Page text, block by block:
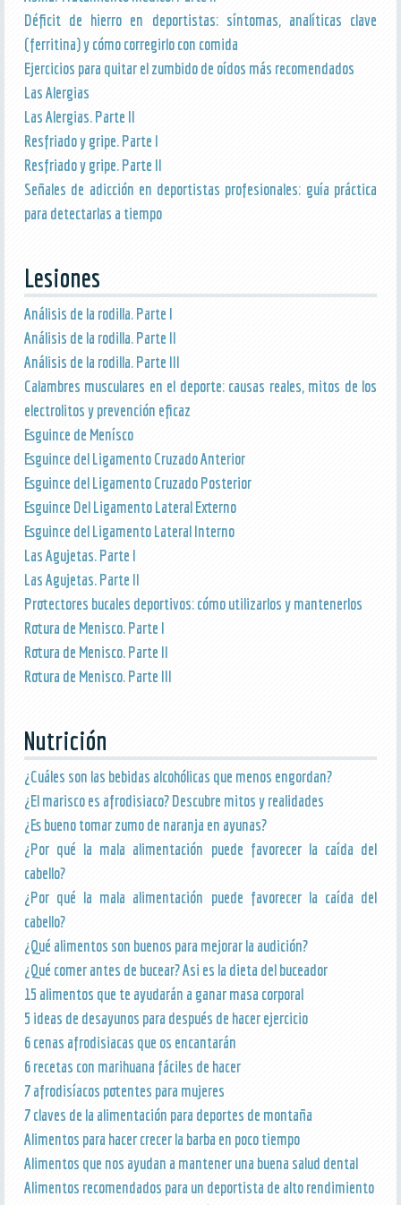
Déficit de hierro en deportistas: síntomas, analíticas clave
(ferritina) y cómo corregirlo con comida
Ejercicios para quitar el zumbido de oídos más recomendados
Las Alergias
Las Alergias. Parte II
Resfriado y gripe. Parte I
Resfriado y gripe. Parte II
Señales de adicción en deportistas profesionales: guía práctica
para detectarlas a tiempo
Lesiones
Análisis de la rodilla. Parte I
Análisis de la rodilla. Parte II
Análisis de la rodilla. Parte III
Calambres musculares en el deporte: causas reales, mitos de los
electrolitos y prevención eficaz
Esguince de Menísco
Esguince del Ligamento Cruzado Anterior
Esguince del Ligamento Cruzado Posterior
Esguince Del Ligamento Lateral Externo
Esguince del Ligamento Lateral Interno
Las Agujetas. Parte I
Las Agujetas. Parte II
Protectores bucales deportivos: cómo utilizarlos y mantenerlos
Rotura de Menisco. Parte I
Rotura de Menisco. Parte II
Rotura de Menisco. Parte III
Nutrición
¿Cuáles son las bebidas alcohólicas que menos engordan?
¿El marisco es afrodisiaco? Descubre mitos y realidades
¿Es bueno tomar zumo de naranja en ayunas?
¿Por qué la mala alimentación puede favorecer la caída del
cabello?
¿Por qué la mala alimentación puede favorecer la caída del
cabello?
¿Qué alimentos son buenos para mejorar la audición?
¿Qué comer antes de bucear? Asi es la dieta del buceador
15 alimentos que te ayudarán a ganar masa corporal
5 ideas de desayunos para después de hacer ejercicio
6 cenas afrodisiacas que os encantarán
6 recetas con marihuana fáciles de hacer
7 afrodisíacos potentes para mujeres
7 claves de la alimentación para deportes de montaña
Alimentos para hacer crecer la barba en poco tiempo
Alimentos que nos ayudan a mantener una buena salud dental
Alimentos recomendados para un deportista de alto rendimiento